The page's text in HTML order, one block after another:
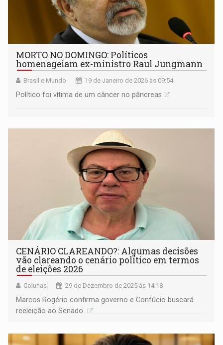
MORTO NO DOMINGO: Políticos
homenageiam ex-ministro Raul Jungmann
Brasil e Mundo 19 de Janeiro de 2026 às 09:54
Político foi vítima de um câncer no pâncreas
CENÁRIO CLAREANDO?: Algumas decisões
vão clareando o cenário político em termos
de eleições 2026
Colunas 29 de Dezembro de 2025 às 14:18
Marcos Rogério confirma governo e Confúcio buscará
reeleição ao Senado